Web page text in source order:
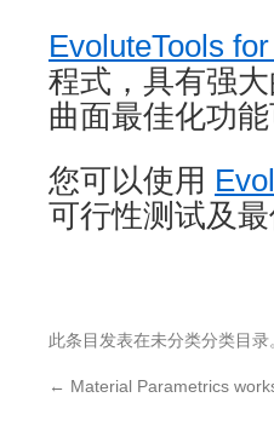
EvoluteTools
程式，具有强
曲面最佳化功
您可以使用
可行性测试及
此条目发表在未分类分类目录
← Material Parametrics